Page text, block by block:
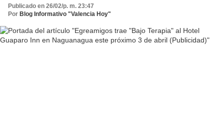
Publicado en 26/02/p. m. 23:47
Por Blog Informativo "Valencia Hoy"